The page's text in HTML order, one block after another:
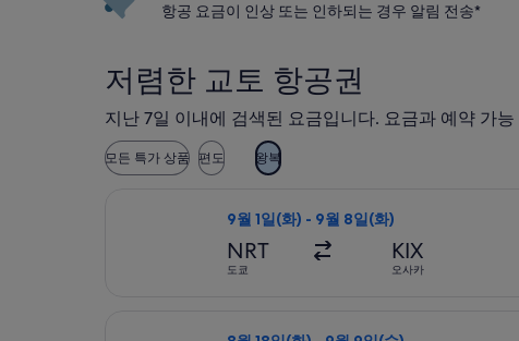
항공 요금이 인상 또는 인하되는 경우 알림 전송*
저렴한 교토 항공권
지난 7일 이내에 검색된 요금입니다. 요금과 예약 가
모든 특가 상품 편도 왕복
9월 1일(화) - 9월 8일(화)
NRT
도쿄
KIX
오사카